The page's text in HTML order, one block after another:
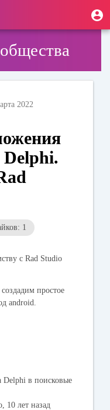
2022
1
с Rad Studio
простое
android.
Delphi в поисковые
10 лет назад